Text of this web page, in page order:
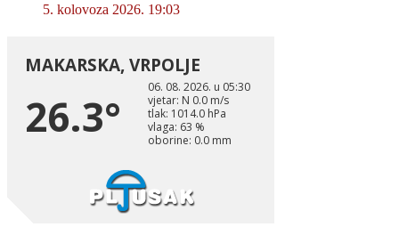
5. kolovoza 2026. 19:03